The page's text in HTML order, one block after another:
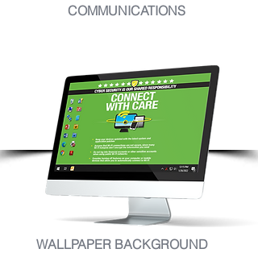
COMMUNICATIONS
WALLPAPER BACKGROUND